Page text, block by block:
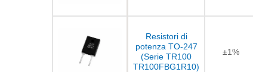
Resistori di
potenza TO-247
(Serie TR100
TR100FBG1R10)
±1%